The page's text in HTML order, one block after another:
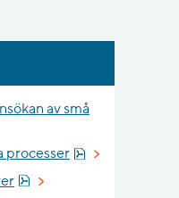
av små
processer
Pdf, 431.1 kB.
Pdf, 1.5 MB.